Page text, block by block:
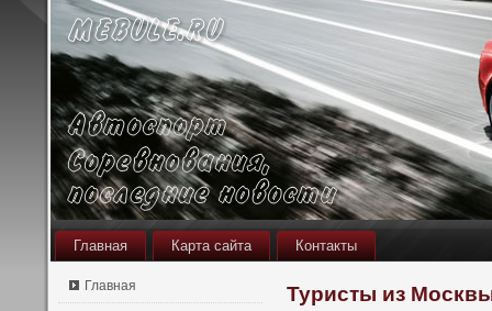
Главная Карта сайта Контакты
Главная Туристы из